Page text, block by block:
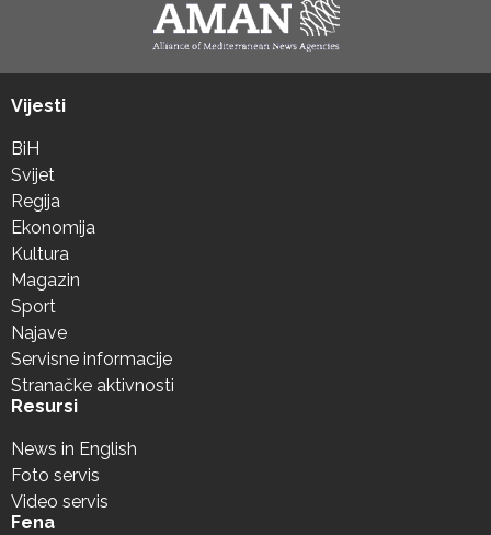
Vijesti
BiH
Svijet
Regija
Ekonomija
Kultura
Magazin
Sport
Najave
Servisne informacije
Stranačke aktivnosti
Resursi
News in English
Foto servis
Video servis
Fena